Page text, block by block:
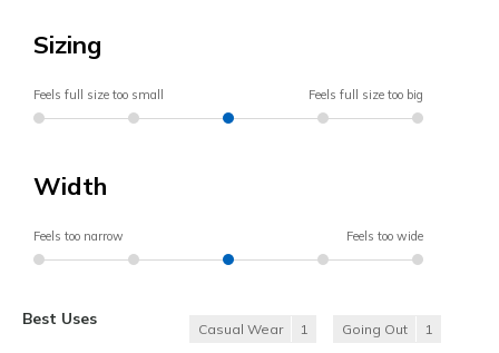
Sizing
Feels full size too small Feels full size too big
Width
Feels too narrow Feels too wide
Best Uses
Casual Wear 1 Going Out 1